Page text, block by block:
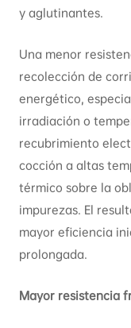
y aglutinantes.
Una menor
recolección de
energético,
irradiación o
recubrimiento
cocción a altas
térmico sobre la
impurezas. El
mayor eficiencia
prolongada.
Mayor resistencia